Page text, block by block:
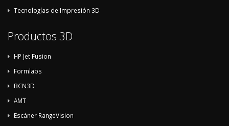
Tecnologías de Impresión 3D
Productos 3D
HP Jet Fusion
Formlabs
BCN3D
AMT
Escáner RangeVision